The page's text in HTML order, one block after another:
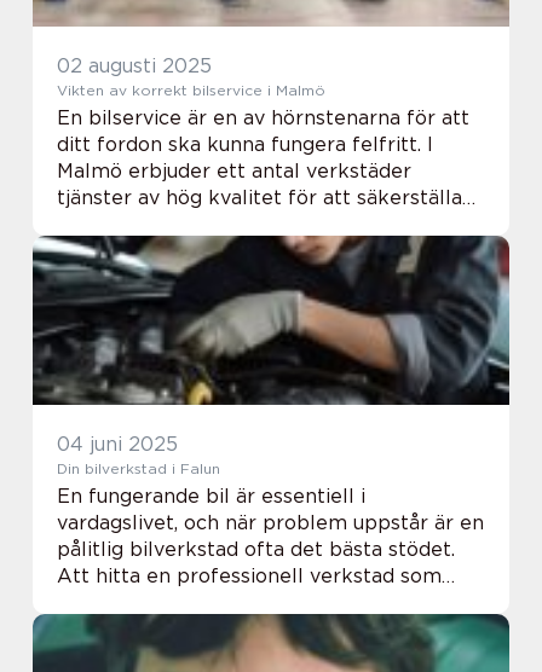
02 augusti 2025
Vikten av korrekt bilservice i Malmö
En bilservice är en av hörnstenarna för att
ditt fordon ska kunna fungera felfritt. I
Malmö erbjuder ett antal verkstäder
tjänster av hög kvalitet för att säkerställa
04 juni 2025
Din bilverkstad i Falun
En fungerande bil är essentiell i
vardagslivet, och när problem uppstår är en
pålitlig bilverkstad ofta det bästa stödet.
Att hitta en professionell verkstad som